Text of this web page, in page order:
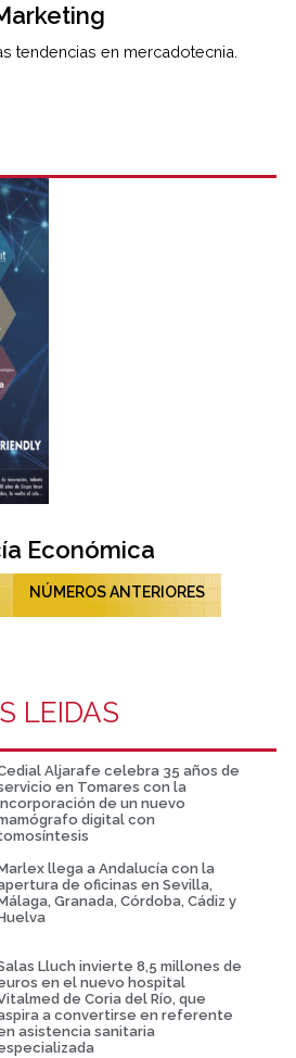
tendencias en mercadotecnia.
Económica
NÚMEROS ANTERIORES
LEIDAS
Aljarafe celebra 35 años de
en Tomares con la
de un nuevo
digital con
llega a Andalucía con la
de oficinas en Sevilla,
Granada, Córdoba, Cádiz y
Lluch invierte 8,5 millones de
en el nuevo hospital
de Coria del Río, que
a convertirse en referente
asistencia sanitaria